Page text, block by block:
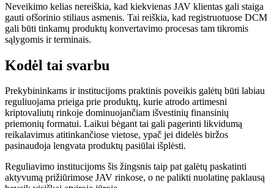
Neveikimo kelias nereiškia, kad kiekvienas JAV klientas gali staiga
gauti ofšorinio stiliaus asmenis. Tai reiškia, kad registruotuose DCM
gali būti tinkamų produktų konvertavimo procesas tam tikromis
sąlygomis ir terminais.
Kodėl tai svarbu
Prekybininkams ir institucijoms praktinis poveikis galėtų būti labiau
reguliuojama prieiga prie produktų, kurie atrodo artimesni
kriptovaliutų rinkoje dominuojančiam išvestinių finansinių
priemonių formatui. Laikui bėgant tai gali pagerinti likvidumą
reikalavimus atitinkančiose vietose, ypač jei didelės biržos
pasinaudoja lengvata produktų pasiūlai išplėsti.
Reguliavimo institucijoms šis žingsnis taip pat galėtų paskatinti
aktyvumą prižiūrimose JAV rinkose, o ne palikti nuolatinę paklausą